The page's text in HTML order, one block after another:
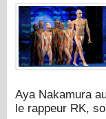
Aya Nakamura
le rappeur RK,